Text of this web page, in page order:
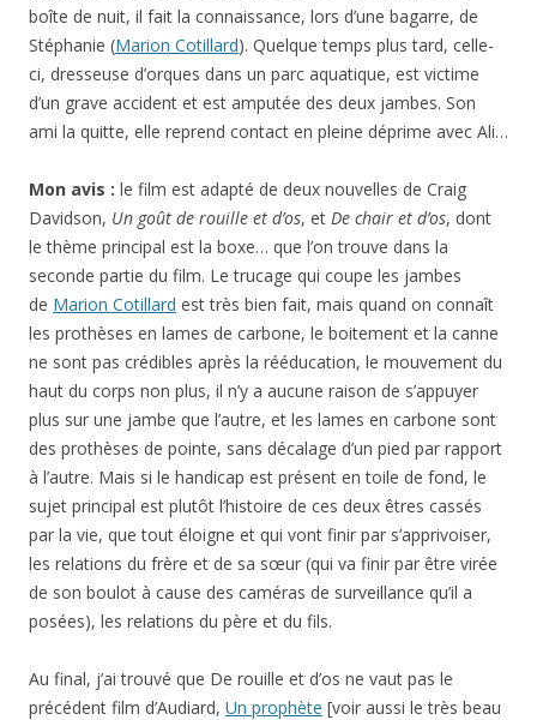
boîte de nuit, il fait la connaissance, lors d’une bagarre, de
Stéphanie (Marion Cotillard). Quelque temps plus tard, celle-
ci, dresseuse d’orques dans un parc aquatique, est victime
d’un grave accident et est amputée des deux jambes. Son
ami la quitte, elle reprend contact en pleine déprime avec Ali…
Mon avis : le film est adapté de deux nouvelles de Craig
Davidson, Un goût de rouille et d’os, et De chair et d’os, dont
le thème principal est la boxe… que l’on trouve dans la
seconde partie du film. Le trucage qui coupe les jambes
de Marion Cotillard est très bien fait, mais quand on connaît
les prothèses en lames de carbone, le boitement et la canne
ne sont pas crédibles après la rééducation, le mouvement du
haut du corps non plus, il n’y a aucune raison de s’appuyer
plus sur une jambe que l’autre, et les lames en carbone sont
des prothèses de pointe, sans décalage d’un pied par rapport
à l’autre. Mais si le handicap est présent en toile de fond, le
sujet principal est plutôt l’histoire de ces deux êtres cassés
par la vie, que tout éloigne et qui vont finir par s’apprivoiser,
les relations du frère et de sa sœur (qui va finir par être virée
de son boulot à cause des caméras de surveillance qu’il a
posées), les relations du père et du fils.
Au final, j’ai trouvé que De rouille et d’os ne vaut pas le
précédent film d’Audiard, Un prophète [voir aussi le très beau